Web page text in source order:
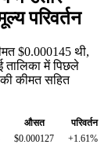
परिवर्तन
$0.000145 थी,
में पिछले
कीमत सहित
औसत
परिवर्तन
$0.000127
+1.61%